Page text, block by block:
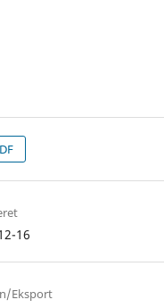
16
Eksport